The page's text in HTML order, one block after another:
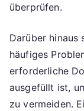
überprüfen.
Darüber hinaus
häufiges
erforderliche
ausgefüllt ist,
zu vermeiden.